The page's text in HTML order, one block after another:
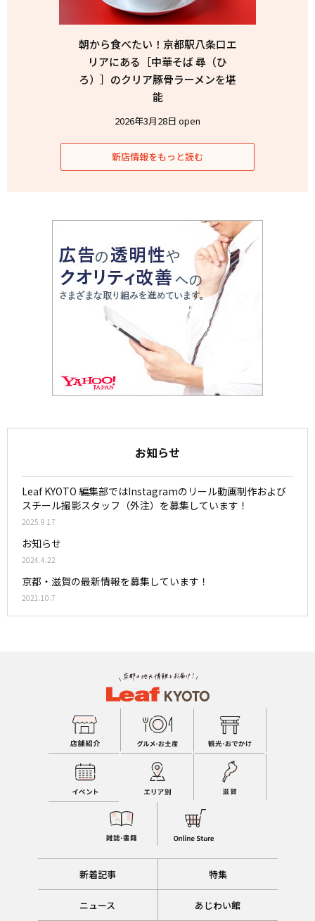
朝から食べたい！京都駅八条口エ
リアにある［中華そば 尋（ひ
ろ）］のクリア豚骨ラーメンを堪
能
2026年3月28日 open
新店情報をもっと読む
お知らせ
Leaf KYOTO 編集部ではInstagramのリール動画制作および
スチール撮影スタッフ（外注）を募集しています！
2025.9.17
お知らせ
2024.4.22
京都・滋賀の最新情報を募集しています！
2021.10.7
新着記事 特集
ニュース あじわい館